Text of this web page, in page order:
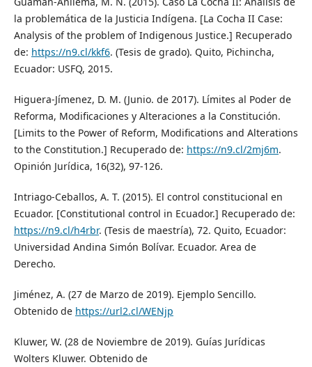
la problemática de la Justicia Indígena. [La Cocha II Case:
Analysis of the problem of Indigenous Justice.] Recuperado
de: https://n9.cl/kkf6. (Tesis de grado). Quito, Pichincha,
Ecuador: USFQ, 2015.
Higuera-Jímenez, D. M. (Junio. de 2017). Límites al Poder de
Reforma, Modificaciones y Alteraciones a la Constitución.
[Limits to the Power of Reform, Modifications and Alterations
to the Constitution.] Recuperado de: https://n9.cl/2mj6m.
Opinión Jurídica, 16(32), 97-126.
Intriago-Ceballos, A. T. (2015). El control constitucional en
Ecuador. [Constitutional control in Ecuador.] Recuperado de:
https://n9.cl/h4rbr. (Tesis de maestría), 72. Quito, Ecuador:
Universidad Andina Simón Bolívar. Ecuador. Area de
Derecho.
Jiménez, A. (27 de Marzo de 2019). Ejemplo Sencillo.
Obtenido de https://url2.cl/WENjp
Kluwer, W. (28 de Noviembre de 2019). Guías Jurídicas
Wolters Kluwer. Obtenido de